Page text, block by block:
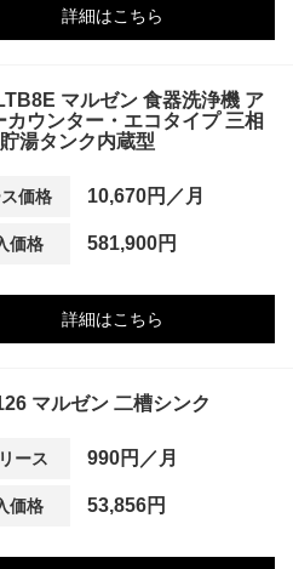
詳細はこちら
マルゼン 食器洗浄機 ア
カウンター・エコタイプ 三相
湯タンク内蔵型
価格 10,670円／月
価格 581,900円
詳細はこちら
マルゼン 二槽シンク
ース 990円／月
価格 53,856円